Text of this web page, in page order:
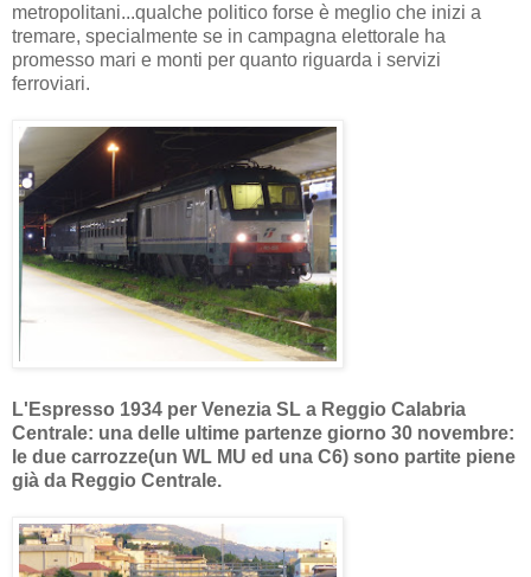
metropolitani...qualche politico forse è meglio che inizi a
tremare, specialmente se in campagna elettorale ha
promesso mari e monti per quanto riguarda i servizi
ferroviari.
L'Espresso 1934 per Venezia SL a Reggio Calabria
Centrale: una delle ultime partenze giorno 30 novembre:
le due carrozze(un WL MU ed una C6) sono partite piene
già da Reggio Centrale.